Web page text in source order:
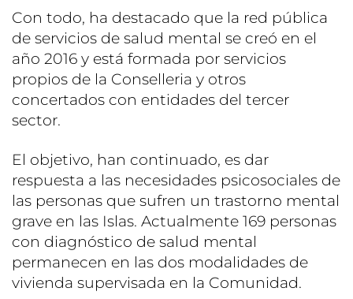
Con todo, ha destacado que la red pública
de servicios de salud mental se creó en el
año 2016 y está formada por servicios
propios de la Conselleria y otros
concertados con entidades del tercer
sector.
El objetivo, han continuado, es dar
respuesta a las necesidades psicosociales de
las personas que sufren un trastorno mental
grave en las Islas. Actualmente 169 personas
con diagnóstico de salud mental
permanecen en las dos modalidades de
vivienda supervisada en la Comunidad.